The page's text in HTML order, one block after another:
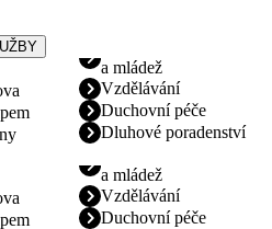
a mládež
Vzdělávání
Duchovní péče
Dluhové poradenství
a mládež
Vzdělávání
Duchovní péče